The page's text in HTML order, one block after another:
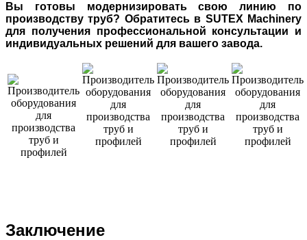
Вы готовы модернизировать свою линию по
производству труб? Обратитесь в SUTEX Machinery
для получения профессиональной консультации и
индивидуальных решений для вашего завода.
Заключение